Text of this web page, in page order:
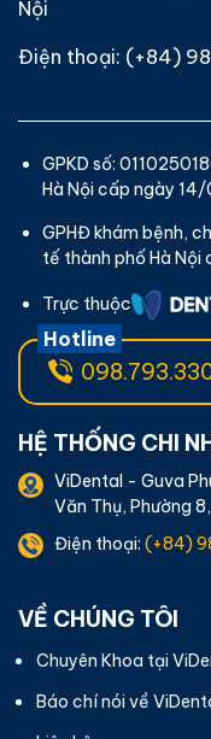
Nội
Điện thoại: (+84)
GPKD số:
Hà Nội cấp ngày
GPHĐ khám bệnh,
tế thành phố Hà
Trực thuộc
Hotline
HỆ THỐNG CHI
ViDental - Guva
Văn Thụ, Phường
Điện thoại: (+84)
VỀ CHÚNG TÔI
Chuyên Khoa tại
Báo chí nói về